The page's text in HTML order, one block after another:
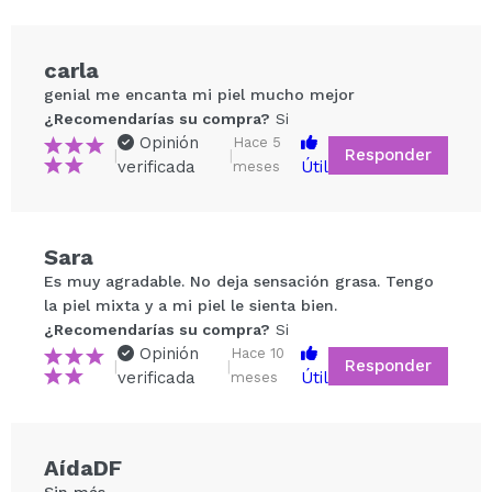
Compartir un vídeo o una foto
Tu vídeo podría ser el primero. Imagínatelo...
¿Recomendarías su compra? Si No
carla
genial me encanta mi piel mucho mejor
¿Recomendarías su compra? Si
|
Opinión
verificada
|
Hace 5
meses
Útil
Responder
Sara
Es muy agradable. No deja sensación grasa. Tengo
la piel mixta y a mi piel le sienta bien.
¿Recomendarías su compra? Si
|
Opinión
verificada
|
Hace 10
meses
Útil
Responder
AídaDF